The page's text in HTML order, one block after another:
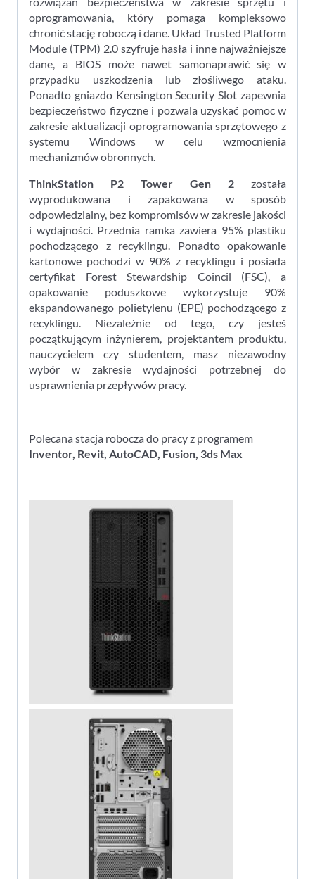
oprogramowania, który pomaga kompleksowo
chronić stację roboczą i dane. Układ Trusted Platform
Module (TPM) 2.0 szyfruje hasła i inne najważniejsze
dane, a BIOS może nawet samonaprawić się w
przypadku uszkodzenia lub złośliwego ataku.
Ponadto gniazdo Kensington Security Slot zapewnia
bezpieczeństwo fizyczne i pozwala uzyskać pomoc w
zakresie aktualizacji oprogramowania sprzętowego z
systemu Windows w celu wzmocnienia
mechanizmów obronnych.
ThinkStation P2 Tower Gen 2 została
wyprodukowana i zapakowana w sposób
odpowiedzialny, bez kompromisów w zakresie jakości
i wydajności. Przednia ramka zawiera 95% plastiku
pochodzącego z recyklingu. Ponadto opakowanie
kartonowe pochodzi w 90% z recyklingu i posiada
certyfikat Forest Stewardship Coincil (FSC), a
opakowanie poduszkowe wykorzystuje 90%
ekspandowanego polietylenu (EPE) pochodzącego z
recyklingu. Niezależnie od tego, czy jesteś
początkującym inżynierem, projektantem produktu,
nauczycielem czy studentem, masz niezawodny
wybór w zakresie wydajności potrzebnej do
usprawnienia przepływów pracy.
Polecana stacja robocza do pracy z programem
Inventor, Revit, AutoCAD, Fusion, 3ds Max